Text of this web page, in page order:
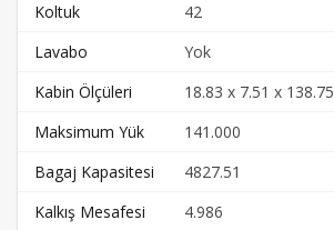
Koltuk
42
Lavabo
Yok
Kabin Ölçüleri
18.83 x 7.51 x 138.75
Maksimum Yük
141.000
Bagaj Kapasitesi
4827.51
Kalkış Mesafesi
4.986